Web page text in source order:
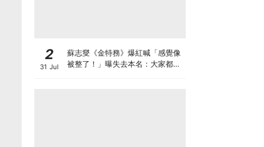
2
31 Jul
蘇志燮《金特務》爆紅喊「感覺像
被整了！」曝失去本名：大家都叫